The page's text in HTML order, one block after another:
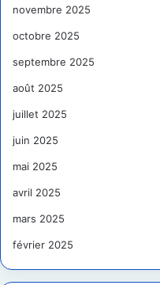
novembre 2025
octobre 2025
septembre 2025
août 2025
juillet 2025
juin 2025
mai 2025
avril 2025
mars 2025
février 2025